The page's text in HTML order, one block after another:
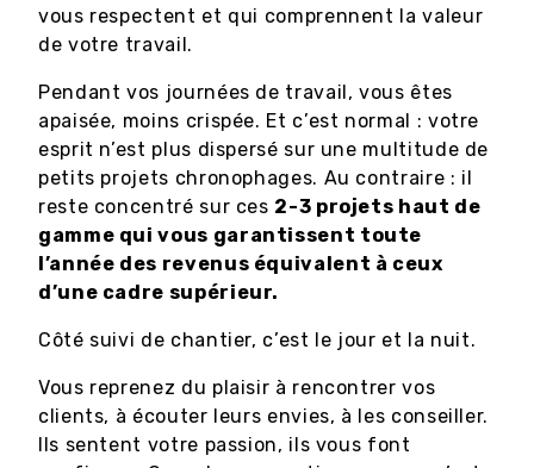
vous respectent et qui comprennent la valeur
de votre travail.
Pendant vos journées de travail, vous êtes
apaisée, moins crispée. Et c’est normal : votre
esprit n’est plus dispersé sur une multitude de
petits projets chronophages. Au contraire : il
reste concentré sur ces 2-3 projets haut de
gamme qui vous garantissent toute
l’année des revenus équivalent à ceux
d’une cadre supérieur.
Côté suivi de chantier, c’est le jour et la nuit.
Vous reprenez du plaisir à rencontrer vos
clients, à écouter leurs envies, à les conseiller.
Ils sentent votre passion, ils vous font